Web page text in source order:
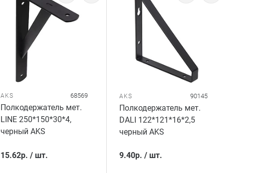
AKS 68569
Полкодержатель мет.
LINE 250*150*30*4,
черный AKS
15.62р. / шт.
AKS 90145
Полкодержатель мет.
DALI 122*121*16*2,5
черный AKS
9.40р. /шт.